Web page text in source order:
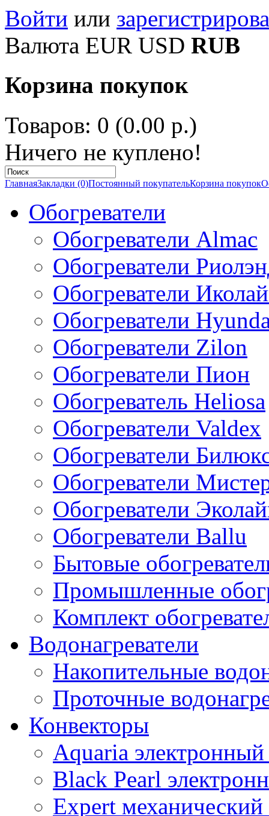
Войти или
Валюта EUR USD RUB
Корзина покупок
Товаров: 0 (0.00 р.)
Ничего не куплено!
ГлавнаяЗакладки (0)Постоянный покупательКорзина покупок
Обогреватели
Обогреватели Almac
Обогреватели
Обогреватели
Обогреватели
Обогреватели Zilon
Обогреватели Пион
Обогреватель Heliosa
Обогреватели Valdex
Обогреватели
Обогреватели
Обогреватели
Обогреватели Ballu
Бытовые
Промышленные
Комплект
Водонагреватели
Накопительные
Проточные
Конвекторы
Aquaria
Black Pearl
Expert механический